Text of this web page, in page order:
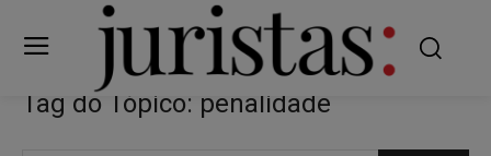
Tag do Tópico: penalidade